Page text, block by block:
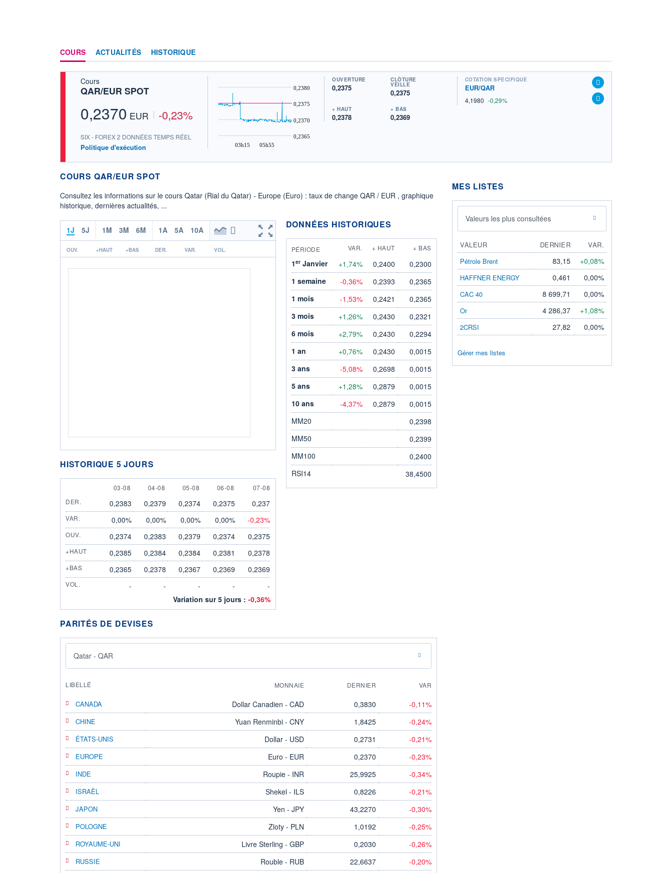
COURS ACTUALITÉS HISTORIQUE
Cours
QAR/EUR SPOT
0,2370 EUR -0,23%
SIX - FOREX 2 DONNÉES TEMPS RÉEL
Politique d'exécution 03h15 05h55
0,2365
0,2370
0,2375
0,2380
OUVERTURE
0,2375
CLÔTURE
VEILLE
0,2375
+ HAUT
0,2378
+ BAS
0,2369
COTATION SPÉCIFIQUE
EUR/QAR
4,1980 -0,29%
COURS QAR/EUR SPOT
Consultez les informations sur le cours Qatar (Rial du Qatar) - Europe (Euro) : taux de change QAR / EUR , graphique
historique, dernières actualités, ...
1J 5J 1M 3M 6M 1A 5A 10A
OUV. +HAUT +BAS DER. VAR. VOL.
HISTORIQUE 5 JOURS
3 AUGUST
03-08 4 AUGUST
04-08 5 AUGUST
05-08 6 AUGUST
06-08 7 AUGUST
07-08
DER.
0,2383 0,2379 0,2374 0,2375 0,237
VAR. 0,00% 0,00% 0,00% 0,00% -0,23%
OUV. 0,2374 0,2383 0,2379 0,2374 0,2375
+HAUT 0,2385 0,2384 0,2384 0,2381 0,2378
+BAS 0,2365 0,2378 0,2367 0,2369 0,2369
VOL. - - - -
-
Variation sur 5 jours : -0,36%
DONNÉES HISTORIQUES
PÉRIODE VAR. + HAUT + BAS
1erJanvier +1,74% 0,2400
0,2300
1 semaine
-0,36% 0,2393
0,2365
1 mois
-1,53% 0,2421
0,2365
3 mois
+1,26% 0,2430
0,2321
6 mois
+2,79% 0,2430
0,2294
1 an
+0,76% 0,2430
0,0015
3 ans
-5,08% 0,2698
0,0015
5 ans
+1,28% 0,2879
0,0015
10 ans
-4,37% 0,2879
0,0015
MM20
0,2398
MM50
0,2399
MM100
0,2400
RSI14
38,4500
PARITÉS DE DEVISES
Qatar - QAR
LIBELLÉ MONNAIE DERNIER VAR
CANADA Dollar Canadien - CAD 0,3830 -0,11%
CHINE Yuan Renminbi - CNY 1,8425 -0,24%
ÉTATS-UNIS Dollar - USD 0,2731 -0,21%
EUROPE Euro - EUR 0,2370 -0,23%
INDE Roupie - INR 25,9925 -0,34%
ISRAËL Shekel - ILS 0,8226 -0,21%
JAPON Yen - JPY 43,2270 -0,30%
POLOGNE Zloty - PLN 1,0192 -0,25%
ROYAUME-UNI Livre Sterling - GBP 0,2030 -0,26%
RUSSIE Rouble - RUB 22,6637 -0,20%
MES LISTES
Valeurs les plus consultées
VALEUR DERNIER
VAR.
Pétrole Brent
83,15 +0,08%
HAFFNER ENERGY 0,461 0,00%
CAC 40 8 699,71 0,00%
Or 4 286,37 +1,08%
2CRSI 27,82 0,00%
Gérer mes listes